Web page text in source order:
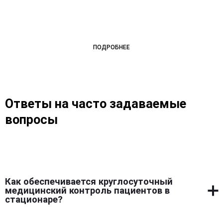
ПОДРОБНЕЕ
Ответы на часто задаваемые
вопросы
Как обеспечивается круглосуточный
медицинский контроль пациентов в
стационаре?